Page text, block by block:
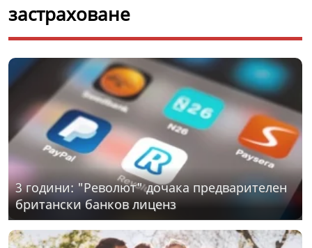
застраховане
3 години: "Револют" дочака предварителен
британски банков лиценз